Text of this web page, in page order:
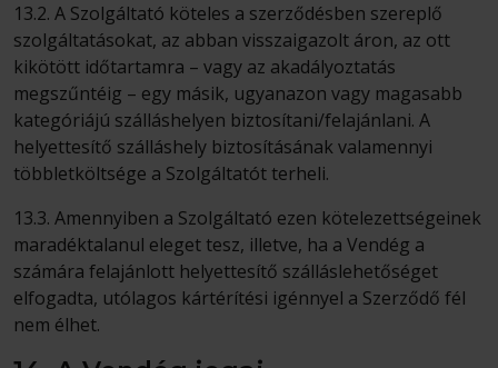
13.2. A Szolgáltató köteles a szerződésben szereplő
szolgáltatásokat, az abban visszaigazolt áron, az ott
kikötött időtartamra – vagy az akadályoztatás
megszűntéig – egy másik, ugyanazon vagy magasabb
kategóriájú szálláshelyen biztosítani/felajánlani. A
helyettesítő szálláshely biztosításának valamennyi
többletköltsége a Szolgáltatót terheli.
13.3. Amennyiben a Szolgáltató ezen kötelezettségeinek
maradéktalanul eleget tesz, illetve, ha a Vendég a
számára felajánlott helyettesítő szálláslehetőséget
elfogadta, utólagos kártérítési igénnyel a Szerződő fél
nem élhet.